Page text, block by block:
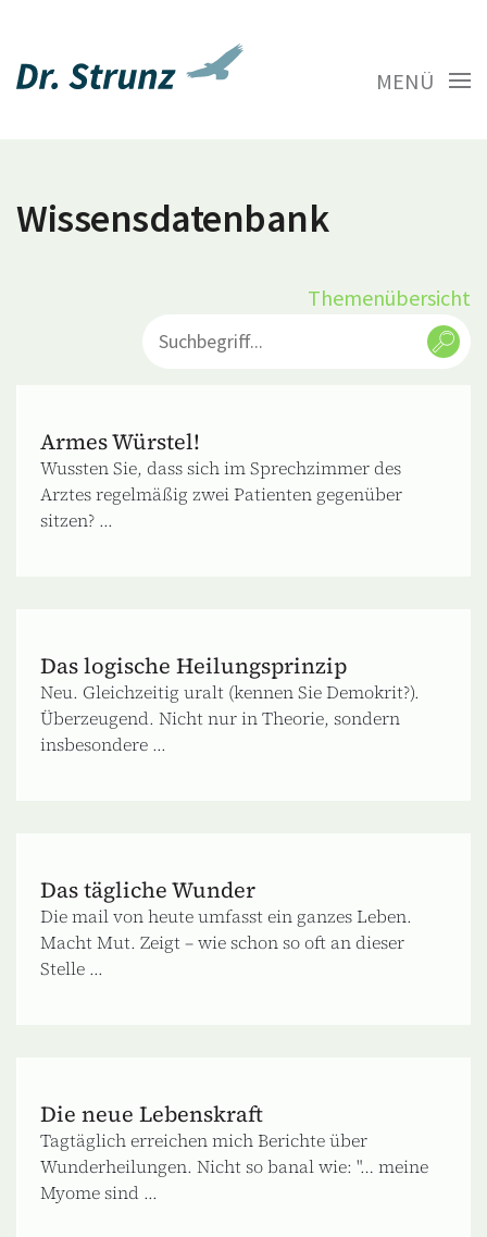
MENÜ
Wissensdatenbank
Themenübersicht
Armes Würstel!
Wussten Sie, dass sich im Sprechzimmer des
Arztes regelmäßig zwei Patienten gegenüber
sitzen? ...
Das logische Heilungsprinzip
Neu. Gleichzeitig uralt (kennen Sie Demokrit?).
Überzeugend. Nicht nur in Theorie, sondern
insbesondere ...
Das tägliche Wunder
Die mail von heute umfasst ein ganzes Leben.
Macht Mut. Zeigt – wie schon so oft an dieser
Stelle ...
Die neue Lebenskraft
Tagtäglich erreichen mich Berichte über
Wunderheilungen. Nicht so banal wie: "… meine
Myome sind ...